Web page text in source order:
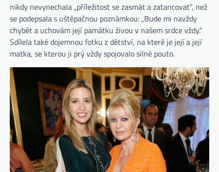
nikdy nevynechala „příležitost se zasmát a zatancovat“, než
se podepsala s uštěpačnou poznámkou: „Bude mi navždy
chybět a uchovám její památku živou v našem srdce vždy.“
Sdílela také dojemnou fotku z dětství, na které je její a její
matka, se kterou ji prý vždy spojovalo silné pouto.